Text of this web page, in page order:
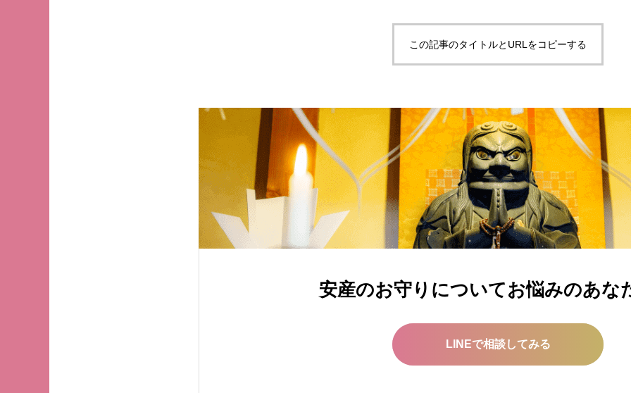
この記事のタイトルとURLをコピーする
安産のお守りについてお悩みのあな
LINEで相談してみる